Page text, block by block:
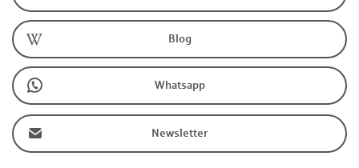
Blog
Whatsapp
Newsletter